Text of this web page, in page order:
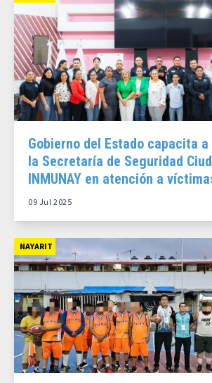
Gobierno del Estado capacita
la Secretaría de Seguridad
INMUNAY en atención a
09 Jul 2025
NAYARIT